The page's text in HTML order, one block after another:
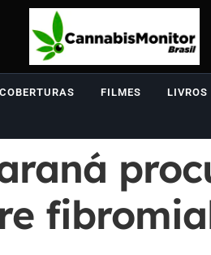
COBERTURAS FILMES LIVROS